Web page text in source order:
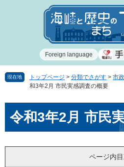
で
ば
Foreign language
現在地 トップページ > 分類でさがす > 市政
和3年2月 市民実感調査の概要
文令和3年2月 市民
ページ内